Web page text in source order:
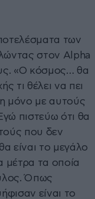
των
στον Alpha
«Ο κόσμος… θα
τι θέλει να πει
μόνο με αυτούς
πιστεύω ότι θα
που δεν
είναι το μεγάλο
μέτρα τα οποία
Όπως
είναι το